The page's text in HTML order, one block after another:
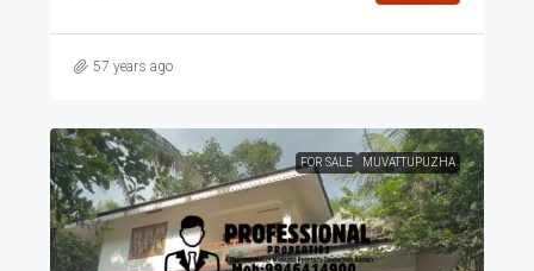
57 years ago
FOR SALE MUVATTUPUZHA